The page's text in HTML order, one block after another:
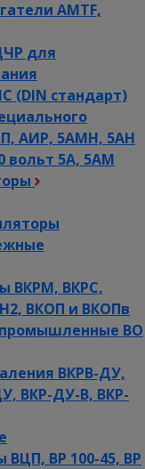
AMTF,
для
(DIN стандарт)
АИР, 5АМН, 5АН
вольт 5А, 5АМ
ВКРМ, ВКРС,
ВКОП и ВКОПв
ВО
ВКРВ-ДУ,
ВКР-ДУ-В, ВКР-
ВР 100-45, ВР